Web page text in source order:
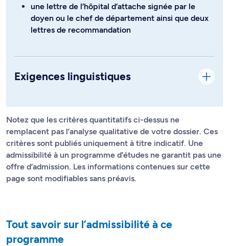
une lettre de l’hôpital d’attache signée par le
doyen ou le chef de département ainsi que deux
lettres de recommandation
Exigences linguistiques
Notez que les critères quantitatifs ci-dessus ne
remplacent pas l’analyse qualitative de votre dossier. Ces
critères sont publiés uniquement à titre indicatif. Une
admissibilité à un programme d’études ne garantit pas une
offre d’admission. Les informations contenues sur cette
page sont modifiables sans préavis.
Tout savoir sur l’admissibilité à ce
programme